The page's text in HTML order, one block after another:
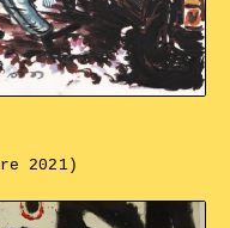
2021)